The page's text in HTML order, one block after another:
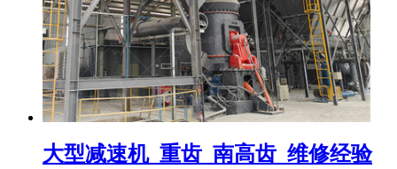
大型减速机_重齿_南高齿_维修经验